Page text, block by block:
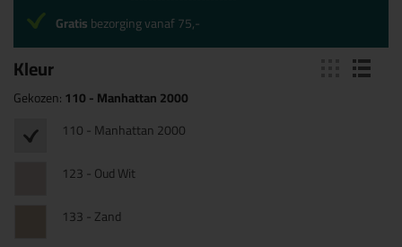
Kleur
Gekozen:110 - Manhattan 2000
110 - Manhattan 2000
123 - Oud Wit
133 - Zand
Gratisbezorging vanaf 75,-